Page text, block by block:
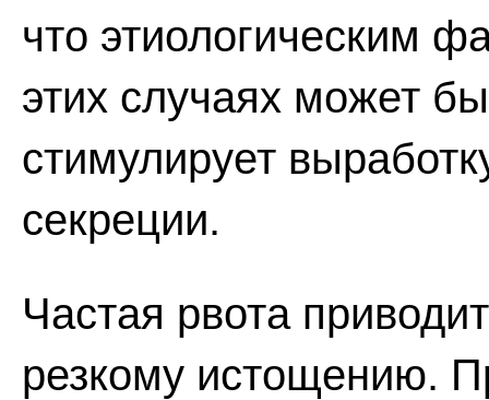
что этиологическим
этих случаях может
стимулирует
секреции.
Частая рвота
резкому истощению.